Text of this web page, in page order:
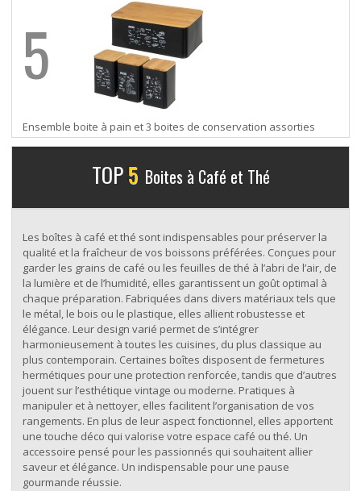
5
Ensemble boite à pain et 3 boites de conservation assorties
TOP5 Boites à Café et Thé
Les boîtes à café et thé sont indispensables pour préserver la
qualité et la fraîcheur de vos boissons préférées. Conçues pour
garder les grains de café ou les feuilles de thé à l’abri de l’air, de
la lumière et de l’humidité, elles garantissent un goût optimal à
chaque préparation. Fabriquées dans divers matériaux tels que
le métal, le bois ou le plastique, elles allient robustesse et
élégance. Leur design varié permet de s’intégrer
harmonieusement à toutes les cuisines, du plus classique au
plus contemporain. Certaines boîtes disposent de fermetures
hermétiques pour une protection renforcée, tandis que d’autres
jouent sur l’esthétique vintage ou moderne. Pratiques à
manipuler et à nettoyer, elles facilitent l’organisation de vos
rangements. En plus de leur aspect fonctionnel, elles apportent
une touche déco qui valorise votre espace café ou thé. Un
accessoire pensé pour les passionnés qui souhaitent allier
saveur et élégance. Un indispensable pour une pause
gourmande réussie.